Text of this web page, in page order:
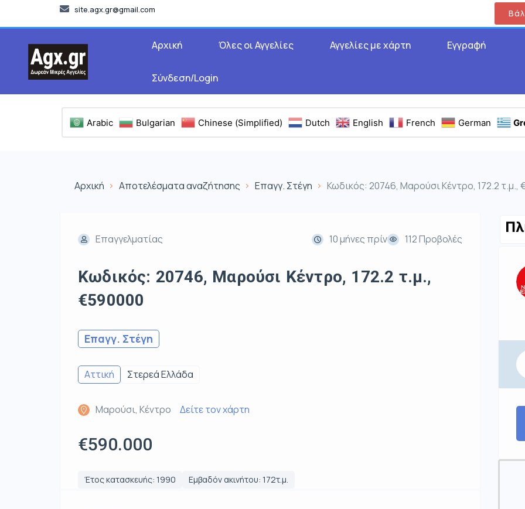
site.agx.gr@gmail.com
Αρχική Όλες οι Αγγελίες Αγγελίες με χάρτη Εγγραφή
Σύνδεση/Login
Arabic Bulgarian Chinese (Simplified) Dutch English French German
Αρχική Αποτελέσματα αναζήτησης Επαγγ. Στέγη Κωδικός: 20746, Μαρούσι Κέντρο, 172.2 τ.μ.,
Επαγγελματίας 10 μήνες πρίν 112 Προβολές
Κωδικός: 20746, Μαρούσι Κέντρο, 172.2 τ.μ.,
€590000
Επαγγ. Στέγη
Αττική Στερεά Ελλάδα
Μαρούσι, Κέντρο Δείτε τον χάρτη
€590.000
Έτος κατασκευής: 1990 Εμβαδόν ακινήτου: 172τ.μ.